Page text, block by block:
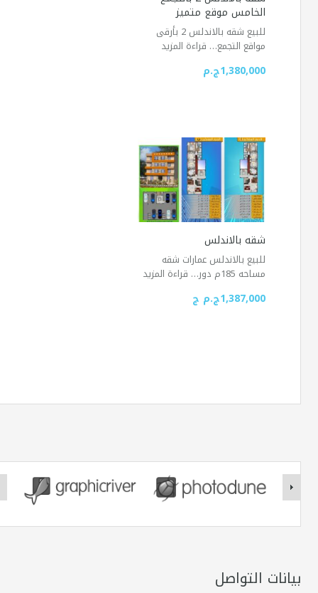
الخامس موقع متميز
للبيع شقه بالاندلس 2 بأرقى
مواقع التجمع…قراءة المزيد
1,380,000ج.م
شقه بالاندلس
للبيع بالاندلس عمارات شقه
مساحه 185م دور…
قراءة المزيد
1,387,000ج.م ج
بيانات التواصل